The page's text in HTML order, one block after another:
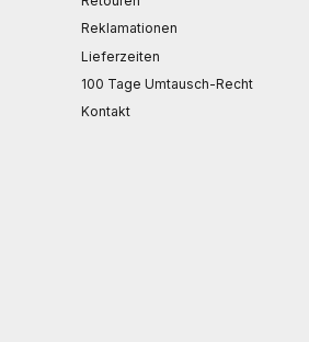
Reklamationen
Lieferzeiten
100 Tage Umtausch-Recht
Kontakt